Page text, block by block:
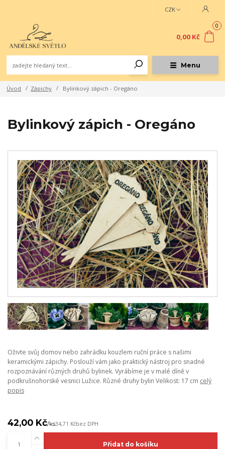
Menu
CZK
0
0,00 Kč
Úvod Zápichy Bylinkový zápich - Oregáno
Bylinkový zápich - Oregáno
Oživte svůj domov nebo zahrádku kouzlem ruční práce s našimi
keramickými zápichy. Poslouží vám jako praktický nástroj pro snadné
rozpoznávání různých druhů bylinek. Vyrábíme je v malé díně v
podkrušnohorské vesnici Lužice. Různé druhy bylin Velikost: 17 cm celý
popis
42,00 Kč/ks34,71 Kčbez DPH
Přidat do košíku